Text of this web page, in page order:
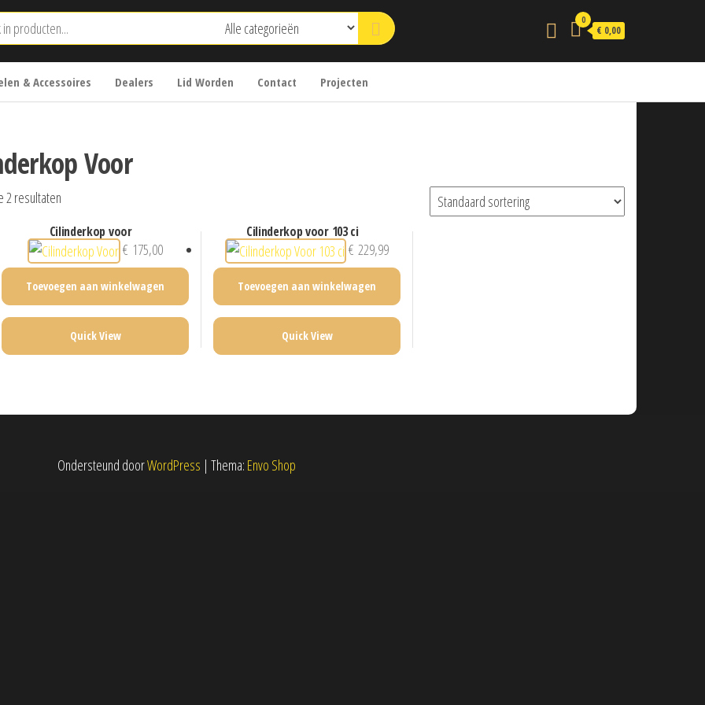
0
€ 0,00
& Accessoires Dealers Lid Worden Contact Projecten
Voor
2 resultaten
cilinderkop voor
€ 175,00
Toevoegen aan winkelwagen
Quick View
cilinderkop voor 103 ci
€ 229,99
Toevoegen aan winkelwagen
Quick View
Ondersteund doorWordPress | Thema: Envo Shop